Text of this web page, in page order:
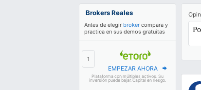
Brokers Reales
Antes de elegir broker compara y
practica en sus demos gratuitas
EMPEZAR AHORA
Plataforma con múltiples activos. Su
inversión puede bajar. Capital en riesgo.